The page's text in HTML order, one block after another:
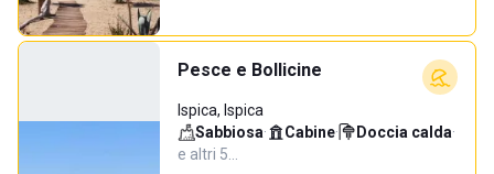
Pesce e Bollicine
Ispica, Ispica
Sabbiosa· Cabine· Doccia calda·
e altri 5…